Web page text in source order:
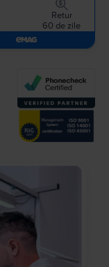
Retur
60 de zile